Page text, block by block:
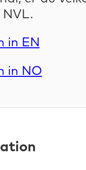
in EN
in NO